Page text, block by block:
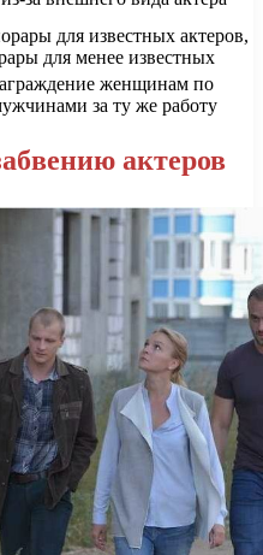
для известных актеров,
для менее известных
женщинам по
за ту же работу
актеров